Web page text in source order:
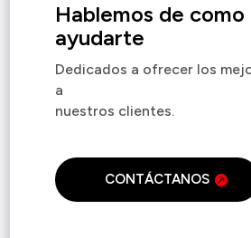
Hablemos de
ayudarte
Dedicados a ofrecer los
a
nuestros clientes.
CONTÁCTANOS